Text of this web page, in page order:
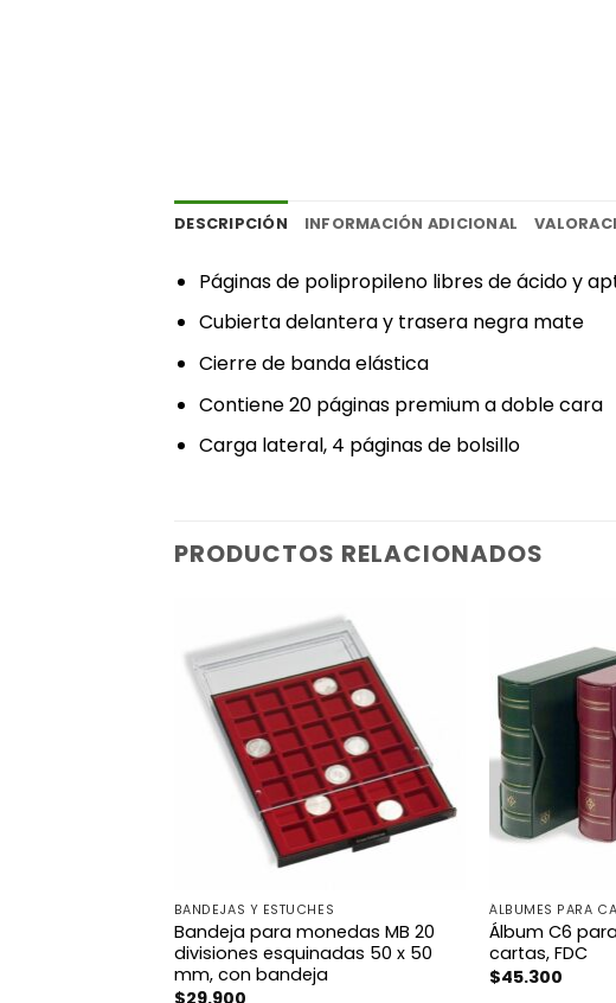
DESCRIPCIÓN INFORMACIÓN ADICIONAL
‎Páginas de polipropileno libres de ácido y
‎Cubierta delantera y trasera negra mate‎
‎Cierre de banda elástica‎
‎Contiene 20 páginas premium a doble cara‎
‎Carga lateral, 4 páginas de bolsillo‎
PRODUCTOS RELACIONADOS
BANDEJAS Y ESTUCHES
Bandeja para monedas MB 20
divisiones esquinadas 50 x 50
mm, con bandeja
ÁLBUMES PARA
Álbum C6
cartas, FDC
$45.300